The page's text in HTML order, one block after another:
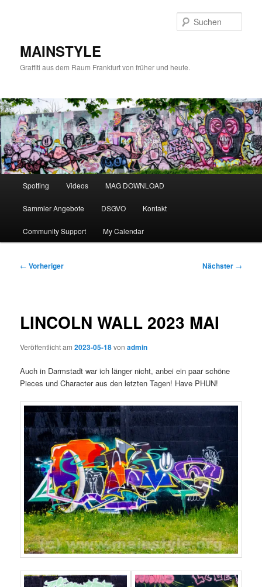
MAINSTYLE
Graffiti aus dem Raum Frankfurt von früher und heute.
Spotting Videos MAG DOWNLOAD
Sammler Angebote DSGVO Kontakt
Community Support My Calendar
Beitragsnavigation
← Vorheriger Nächster →
LINCOLN WALL 2023 MAI
Veröffentlicht am2023-05-18vonadmin
Auch in Darmstadt war ich länger nicht, anbei ein paar schöne
Pieces und Character aus den letzten Tagen! Have PHUN!